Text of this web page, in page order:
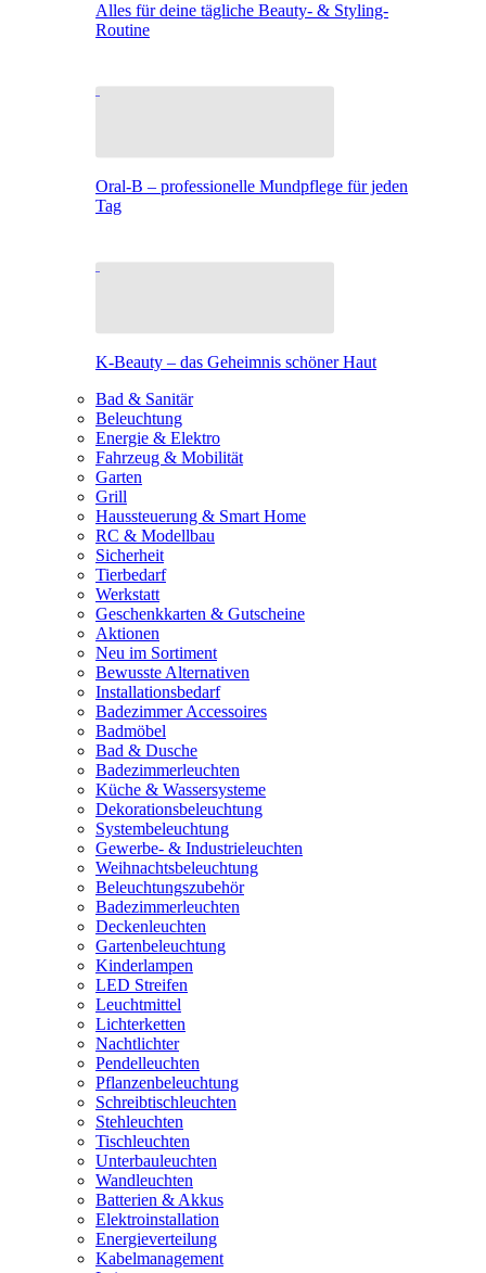
Alles für deine tägliche Beauty- & Styling-
Routine
Oral-B – professionelle Mundpflege für jeden
Tag
K-Beauty – das Geheimnis schöner Haut
Bad & Sanitär
Beleuchtung
Energie & Elektro
Fahrzeug & Mobilität
Garten
Grill
Haussteuerung & Smart Home
RC & Modellbau
Sicherheit
Tierbedarf
Werkstatt
Geschenkkarten & Gutscheine
Aktionen
Neu im Sortiment
Bewusste Alternativen
Installationsbedarf
Badezimmer Accessoires
Badmöbel
Bad & Dusche
Badezimmerleuchten
Küche & Wassersysteme
Dekorationsbeleuchtung
Systembeleuchtung
Gewerbe- & Industrieleuchten
Weihnachtsbeleuchtung
Beleuchtungszubehör
Badezimmerleuchten
Deckenleuchten
Gartenbeleuchtung
Kinderlampen
LED Streifen
Leuchtmittel
Lichterketten
Nachtlichter
Pendelleuchten
Pflanzenbeleuchtung
Schreibtischleuchten
Stehleuchten
Tischleuchten
Unterbauleuchten
Wandleuchten
Batterien & Akkus
Elektroinstallation
Energieverteilung
Kabelmanagement